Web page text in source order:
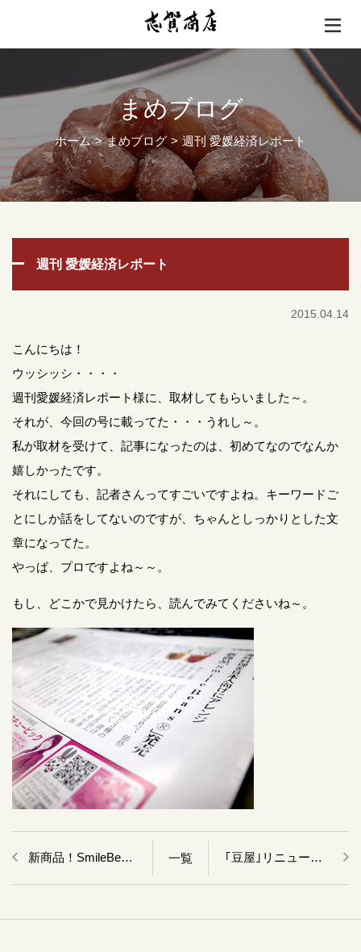
まめブログ
ホーム まめブログ 週刊 愛媛経済レポート
週刊 愛媛経済レポート
2015.04.14
こんにちは！
ウッシッシ・・・・
週刊愛媛経済レポート様に、取材してもらいました～。
それが、今回の号に載ってた・・・うれし～。
私が取材を受けて、記事になったのは、初めてなのでなんか
嬉しかったです。
それにしても、記者さんってすごいですよね。キーワードご
とにしか話をしてないのですが、ちゃんとしっかりとした文
章になってた。
やっぱ、プロですよね～～。
もし、どこかで見かけたら、読んでみてくださいね～。
新商品！SmileBeans まめぴくるす85g＆ちりこんかん120g 一覧 ｢豆屋｣リニューアル&志賀商店創業記念 大感謝祭！